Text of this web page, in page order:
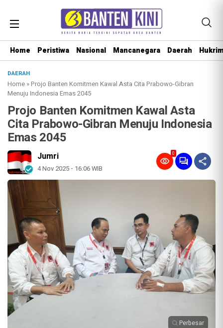
Home Peristiwa Nasional Mancanegara Daerah
DAERAH
Home »Projo Banten Komitmen Kawal Asta Cita Prabowo-Gibran
Menuju Indonesia Emas 2045
Projo Banten Komitmen Kawal Asta
Cita Prabowo-Gibran Menuju Indonesia
Emas 2045
Jumri
4 Nov 2025 - 16:06 WIB
0
Perbesar